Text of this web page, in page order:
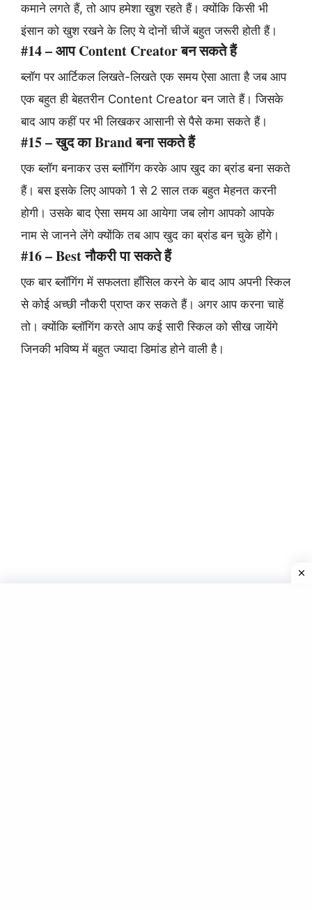
कमाने लगते हैं, तो आप हमेशा खुश रहते हैं। क्योंकि किसी भी
इंसान को खुश रखने के लिए ये दोनों चीजें बहुत जरूरी होती हैं।
#14 – आप Content Creator बन सकते हैं
ब्लॉग पर आर्टिकल लिखते-लिखते एक समय ऐसा आता है जब आप
एक बहुत ही बेहतरीन Content Creator बन जाते हैं। जिसके
बाद आप कहीं पर भी लिखकर आसानी से पैसे कमा सकते हैं।
#15 – खुद का Brand बना सकते हैं
एक ब्लॉग बनाकर उस ब्लॉगिंग करके आप खुद का ब्रांड बना सकते
हैं। बस इसके लिए आपको 1 से 2 साल तक बहुत मेहनत करनी
होगी। उसके बाद ऐसा समय आ आयेगा जब लोग आपको आपके
नाम से जानने लेंगे क्योंकि तब आप खुद का ब्रांड बन चुके होंगे।
#16 – Best नौकरी पा सकते हैं
एक बार ब्लॉगिंग में सफलता हाँसिल करने के बाद आप अपनी स्किल
से कोई अच्छी नौकरी प्राप्त कर सकते हैं। अगर आप करना चाहें
तो। क्योंकि ब्लॉगिंग करते आप कई सारी स्किल को सीख जायेंगे
जिनकी भविष्य में बहुत ज्यादा डिमांड होने वाली है।